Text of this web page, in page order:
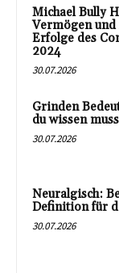
Michael Bully
Vermögen
Erfolge des
2024
30.07.2026
Grinden
du wissen
30.07.2026
Neuralgisch:
Definition für
30.07.2026